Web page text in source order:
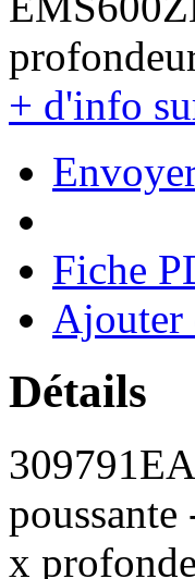
+ d'info
Fiche
Ajouter
Détails
x